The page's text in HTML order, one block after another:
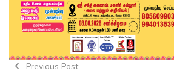
Previous Post